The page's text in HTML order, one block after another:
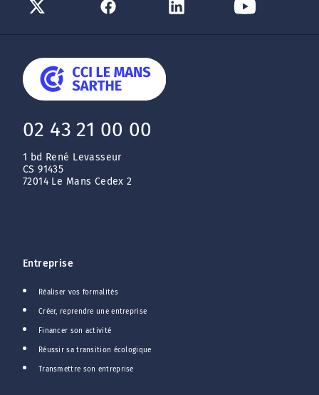
02 43 21 00 00
1 bd René Levasseur
CS 91435
72014 Le Mans Cedex 2
Entreprise
Réaliser vos formalités
Créer, reprendre une entreprise
Financer son activité
Réussir sa transition écologique
Transmettre son entreprise